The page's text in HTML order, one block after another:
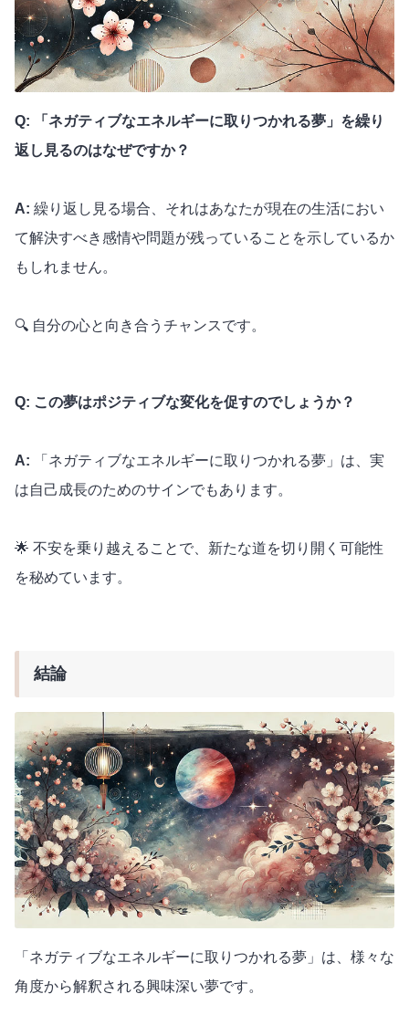
Q: 「ネガティブなエネルギーに取りつかれる夢」を繰り
返し見るのはなぜですか？
A: 繰り返し見る場合、それはあなたが現在の生活におい
て解決すべき感情や問題が残っていることを示しているか
もしれません。
🔍 自分の心と向き合うチャンスです。
Q: この夢はポジティブな変化を促すのでしょうか？
A:
「ネガティブなエネルギーに取りつかれる夢」は、実
は自己成長のためのサインでもあります。
🌟 不安を乗り越えることで、新たな道を切り開く可能性
を秘めています。
結論
「ネガティブなエネルギーに取りつかれる夢」は、様々な
角度から解釈される興味深い夢です。